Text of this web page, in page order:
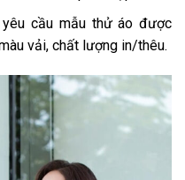
cầu mẫu thử áo được
vải, chất lượng in/thêu.